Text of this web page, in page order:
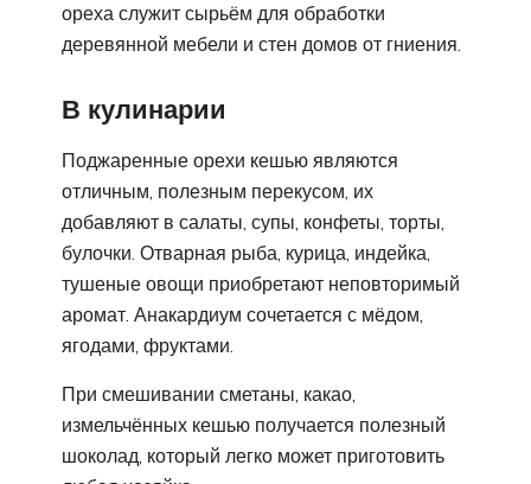
ореха служит сырьём для обработки
деревянной мебели и стен домов от гниения.
В кулинарии
Поджаренные орехи кешью являются
отличным, полезным перекусом, их
добавляют в салаты, супы, конфеты, торты,
булочки. Отварная рыба, курица, индейка,
тушеные овощи приобретают неповторимый
аромат. Анакардиум сочетается с мёдом,
ягодами, фруктами.
При смешивании сметаны, какао,
измельчённых кешью получается полезный
шоколад, который легко может приготовить